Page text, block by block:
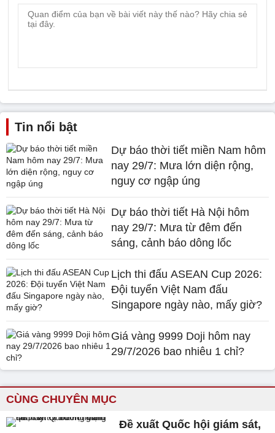
Tin nổi bật
Dự báo thời tiết miền Nam hôm
nay 29/7: Mưa lớn diện rộng,
nguy cơ ngập úng
Dự báo thời tiết Hà Nội hôm
nay 29/7: Mưa từ đêm đến
sáng, cảnh báo dông lốc
Lịch thi đấu ASEAN Cup 2026:
Đội tuyển Việt Nam đấu
Singapore ngày nào, mấy giờ?
Giá vàng 9999 Doji hôm nay
29/7/2026 bao nhiêu 1 chỉ?
CÙNG CHUYÊN MỤC
Đề xuất Quốc hội giám sát,